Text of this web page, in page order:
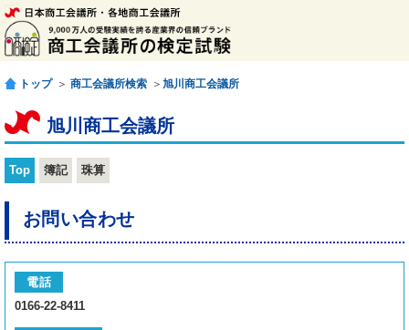
トップ ＞ 商工会議所検索 ＞ 旭川商工会議所
旭川商工会議所
Top 簿記 珠算
お問い合わせ
電話
0166-22-8411